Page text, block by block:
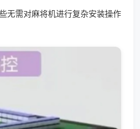
无需对麻将机进行复杂安装操作